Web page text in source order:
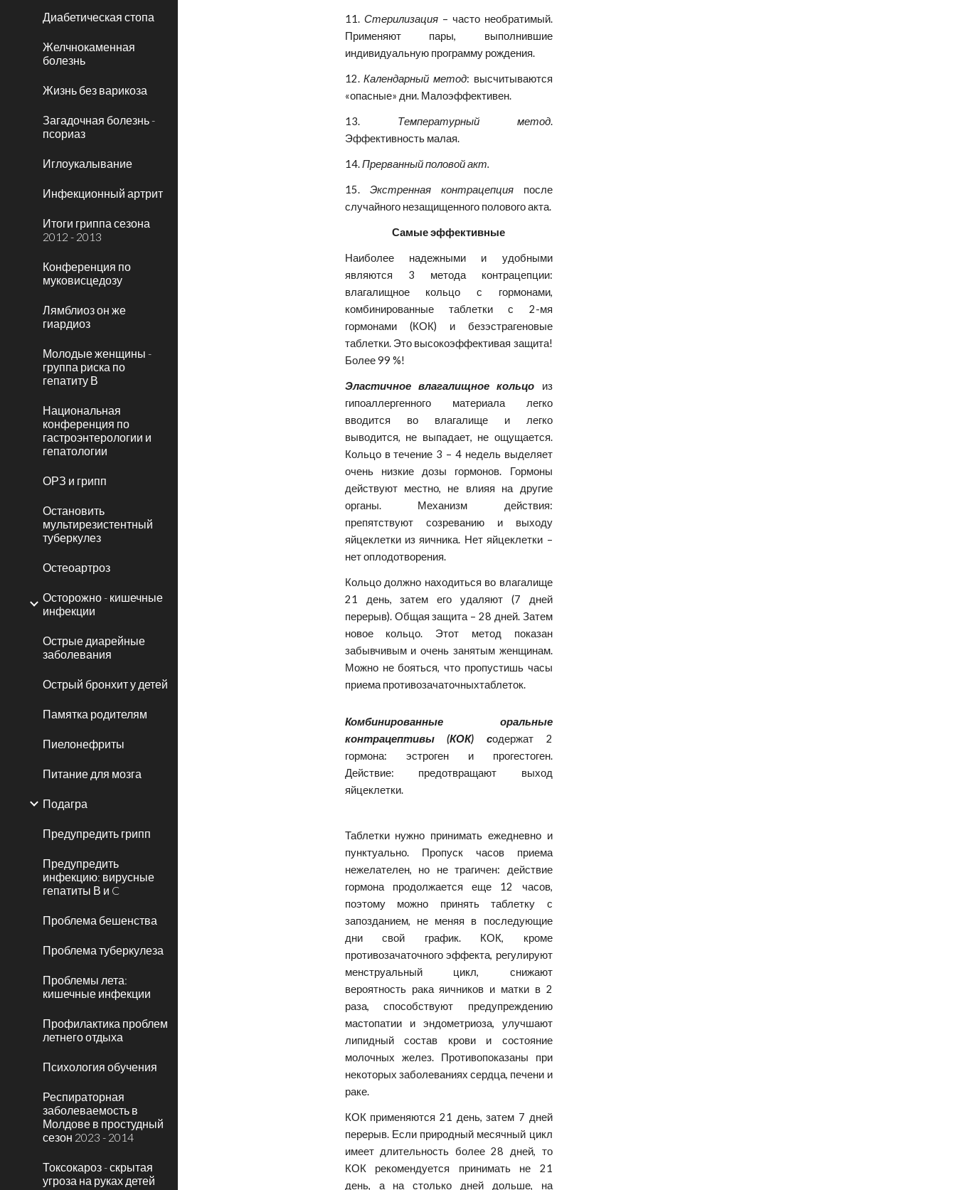
Диабетическая стопа
Желчнокаменная
болезнь
Жизнь без варикоза
Загадочная болезнь -
псориаз
Иглоукалывание
Инфекционный артрит
Итоги гриппа сезона
2012 - 2013
Конференция по
муковисцедозу
Лямблиоз он же
гиардиоз
Молодые женщины -
группа риска по
гепатиту В
Национальная
конференция по
гастроэнтерологии и
гепатологии
ОРЗ и грипп
Остановить
мультирезистентный
туберкулез
Остеоартроз
Осторожно - кишечные
инфекции
Острые диарейные
заболевания
Острый бронхит у детей
Памятка родителям
Пиелонефриты
Питание для мозга
Подагра
Предупредить грипп
Предупредить
инфекцию: вирусные
гепатиты В и C
Проблема бешенства
Проблема туберкулеза
Проблемы лета:
кишечные инфекции
Профилактика проблем
летнего отдыха
Психология обучения
Респираторная
заболеваемость в
Молдове в простудный
сезон 2023 - 2014
Токсокароз - скрытая
угроза на руках детей
11. Стерилизация – часто необратимый.
Применяют пары, выполнившие
индивидуальную программу рождения.
12.Календарный метод: высчитываются
«опасные» дни. Малоэффективен.
13. Температурный метод.
Эффективность малая.
14.Прерванный половой акт.
15. Экстренная контрацепцияпосле
случайного незащищенного полового акта.
Самые эффективные
Наиболее надежными и удобными
являются 3 метода контрацепции:
влагалищное кольцо с гормонами,
комбинированные таблетки с 2-мя
гормонами (КОК) и безэстрагеновые
таблетки. Это высокоэффективая защита!
Более 99 %!
Эластичное влагалищное кольцо из
гипоаллергенного материала легко
вводится во влагалище и легко
выводится, не выпадает, не ощущается.
Кольцо в течение 3 – 4 недель выделяет
очень низкие дозы гормонов. Гормоны
действуют местно, не влияя на другие
органы. Механизм действия:
препятствуют созреванию и выходу
яйцеклетки из яичника. Нет яйцеклетки –
нет оплодотворения.
Кольцо должно находиться во влагалище
21 день, затем его удаляют (7 дней
перерыв). Общая защита – 28 дней. Затем
новое кольцо. Этот метод показан
забывчивым и очень занятым женщинам.
Можно не бояться, что пропустишь часы
приема противозачаточныхтаблеток.
Комбинированные оральные
контрацептивы (КОК) содержат 2
гормона: эстроген и прогестоген.
Действие: предотвращают выход
яйцеклетки.
Таблетки нужно принимать ежедневно и
пунктуально. Пропуск часов приема
нежелателен, но не трагичен: действие
гормона продолжается еще 12 часов,
поэтому можно принять таблетку с
запозданием, не меняя в последующие
дни свой график. КОК, кроме
противозачаточного эффекта, регулируют
менструальный цикл, снижают
вероятность рака яичников и матки в 2
раза, способствуют предупреждению
мастопатии и эндометриоза, улучшают
липидный состав крови и состояние
молочных желез. Противопоказаны при
некоторых заболеваниях сердца, печени и
раке.
КОК применяются 21 день, затем 7 дней
перерыв. Если природный месячный цикл
имеет длительность более 28 дней, то
КОК рекомендуется принимать не 21
день, а на столько дней дольше, на